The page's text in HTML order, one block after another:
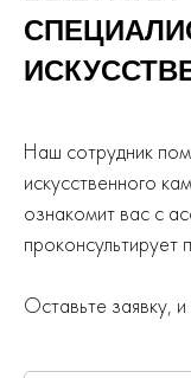
Наш сотрудник
искусственного
ознакомит вас с
проконсультирует
Оставьте заявку,